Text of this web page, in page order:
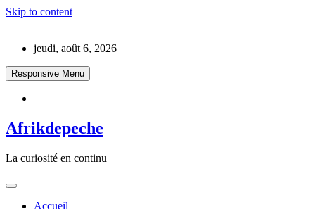
Skip to content
jeudi, août 6, 2026
Responsive Menu
Afrikdepeche
La curiosité en continu
Accueil